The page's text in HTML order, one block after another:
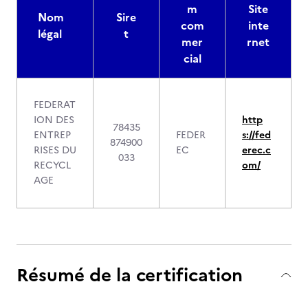
Nom
légal
Sire
t
m
com
mer
cial
Site
inte
rnet
FEDERAT
ION DES
ENTREP
RISES DU
RECYCL
AGE
78435
874900
033
FEDER
EC
http
s://fed
erec.c
om/
Résumé de la certification